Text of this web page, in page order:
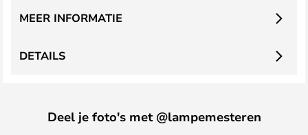
DETAILS
MEER INFORMATIE
Deel je foto's met @lampemesteren